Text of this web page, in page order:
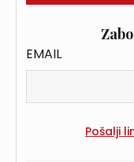
EMAIL